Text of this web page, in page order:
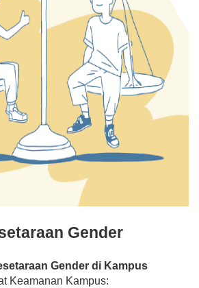
Gender
Gender di Kampus
Keamanan Kampus: